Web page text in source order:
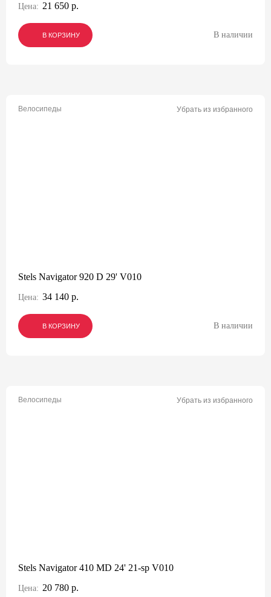
Цена: 21 650 р.
В КОРЗИНУ
В КОРЗИНУ
В КОРЗИНУ В наличии
Велосипеды Убрать из избранного
Stels Navigator 920 D 29' V010
Цена: 34 140 р.
В КОРЗИНУ
В КОРЗИНУ
В КОРЗИНУ В наличии
Велосипеды Убрать из избранного
Stels Navigator 410 MD 24' 21-sp V010
Цена: 20 780 р.